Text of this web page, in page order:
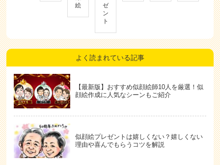
絵
ゼ
ン
ト
よく読まれている記事
【最新版】おすすめ似顔絵師10人を厳選！似
顔絵作成に人気なシーンもご紹介
似顔絵プレゼントは嬉しくない？嬉しくない
理由や喜んでもらうコツを解説